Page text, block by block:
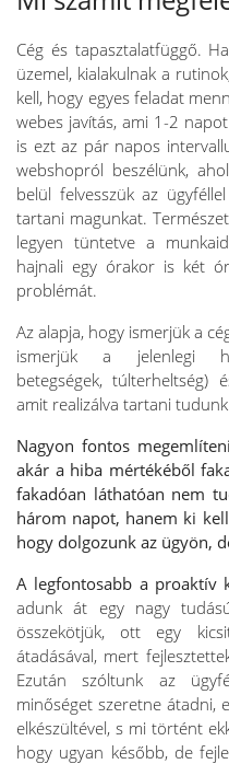
Cég és tapasztalatfüggő.
üzemel, kialakulnak a
kell, hogy egyes feladat
webes javítás, ami 1-2
is ezt az pár napos
webshopról beszélünk,
belül felvesszük az
tartani magunkat.
legyen tüntetve a
hajnali egy órakor is két
problémát.
Az alapja, hogy ismerjük a
ismerjük a jelenlegi
betegségek,
amit realizálva tartani
Nagyon fontos
akár a hiba mértékéből
fakadóan láthatóan nem
három napot, hanem ki
hogy dolgozunk az ügyön,
A legfontosabb a proaktív
adunk át egy nagy
összekötjük, ott egy
átadásával, mert
Ezután szóltunk az
minőséget szeretne átadni,
elkészültével, s mi történt
hogy ugyan később, de